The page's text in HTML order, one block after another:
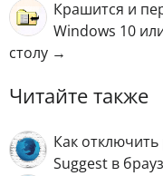
Крашится и
Windows 10
столу →
Читайте также
Как
Suggest в